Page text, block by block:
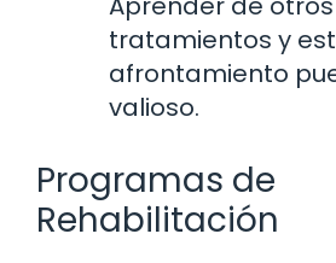
tratamientos y
afrontamiento
valioso.
Programas de
Rehabilitación